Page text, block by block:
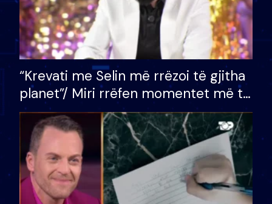
“Krevati me Selin më rrëzoi të gjitha
planet”/ Miri rrëfen momentet më të
bukura në shtëpinë e BB VIP: Do më
mungojë zilja e mëngjesit kur…